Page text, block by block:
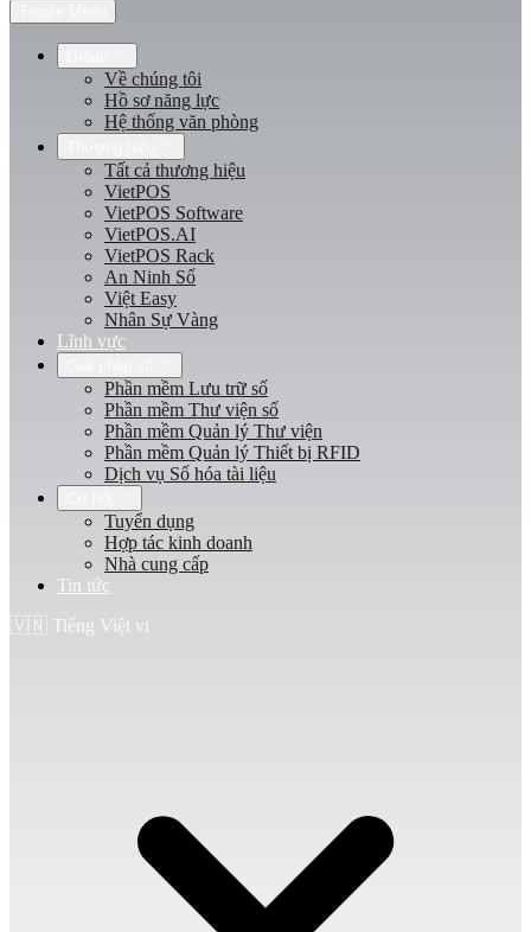
Về chúng tôi
Hồ sơ năng lực
Hệ thống văn phòng
Tất cả thương hiệu
VietPOS
VietPOS Software
VietPOS.AI
VietPOS Rack
An Ninh Số
Việt Easy
Nhân Sự Vàng
Lĩnh vực
Phần mềm Lưu trữ số
Phần mềm Thư viện số
Phần mềm Quản lý Thư viện
Phần mềm Quản lý Thiết bị RFID
Dịch vụ Số hóa tài liệu
Tuyển dụng
Hợp tác kinh doanh
Nhà cung cấp
Tin tức
🇻🇳 Tiếng Việt vi